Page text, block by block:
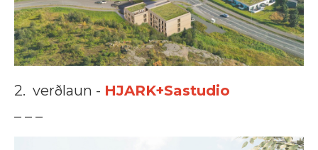
2. verðlaun - HJARK+Sastudio